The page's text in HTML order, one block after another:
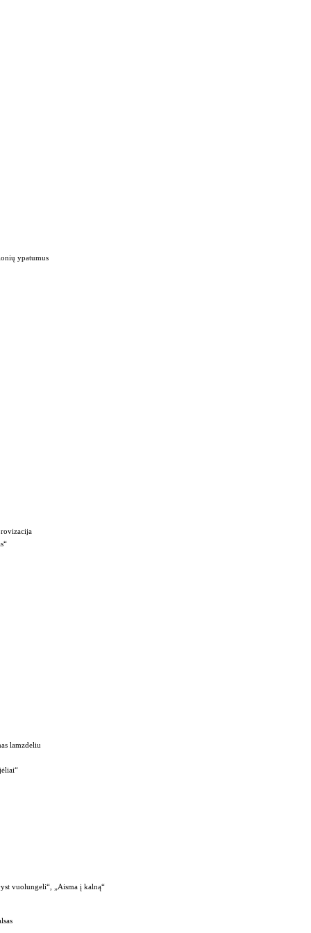
ypatumus
lamzdeliu
vuolungeli“, „Aisma į kalną“